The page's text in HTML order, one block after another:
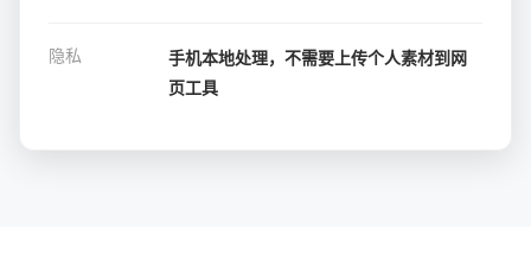
隐私
手机本地处理，不需要上传个人素材到网
页工具